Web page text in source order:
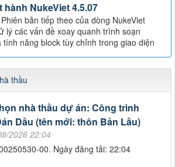
NukeViet 4.5.07
bản tiếp theo của dòng NukeViet
lý các vấn đề xoay quanh trình soạn
tính năng block tùy chỉnh trong giao diện
thầu
nhà thầu dự án: Công trình
Dầu (tên mới: thôn Bản Lầu)
2026 22:04
00. Ngày đăng tải: 22:04